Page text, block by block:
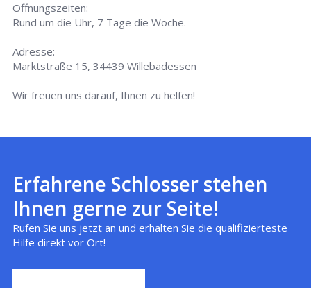
Öffnungszeiten:
Rund um die Uhr, 7 Tage die Woche.
Adresse:
Marktstraße 15, 34439 Willebadessen
Wir freuen uns darauf, Ihnen zu helfen!
Erfahrene Schlosser stehen
Ihnen gerne zur Seite!
Rufen Sie uns jetzt an und erhalten Sie die qualifizierteste
Hilfe direkt vor Ort!